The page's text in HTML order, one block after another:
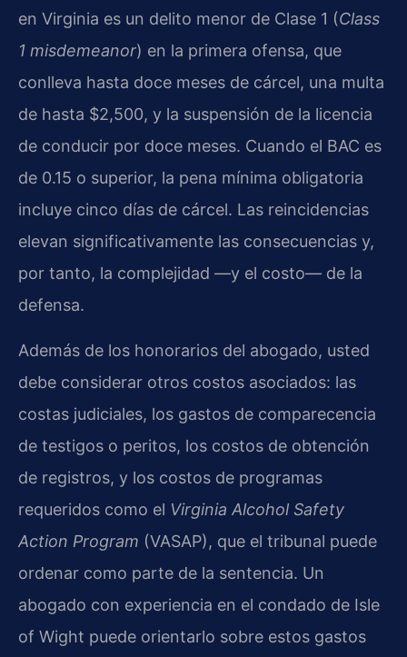
en Virginia es un delito menor de Clase 1 (Class
1 misdemeanor) en la primera ofensa, que
conlleva hasta doce meses de cárcel, una multa
de hasta $2,500, y la suspensión de la licencia
de conducir por doce meses. Cuando el BAC es
de 0.15 o superior, la pena mínima obligatoria
incluye cinco días de cárcel. Las reincidencias
elevan significativamente las consecuencias y,
por tanto, la complejidad —y el costo— de la
defensa.
Además de los honorarios del abogado, usted
debe considerar otros costos asociados: las
costas judiciales, los gastos de comparecencia
de testigos o peritos, los costos de obtención
de registros, y los costos de programas
requeridos como el Virginia Alcohol Safety
Action Program (VASAP), que el tribunal puede
ordenar como parte de la sentencia. Un
abogado con experiencia en el condado de Isle
of Wight puede orientarlo sobre estos gastos